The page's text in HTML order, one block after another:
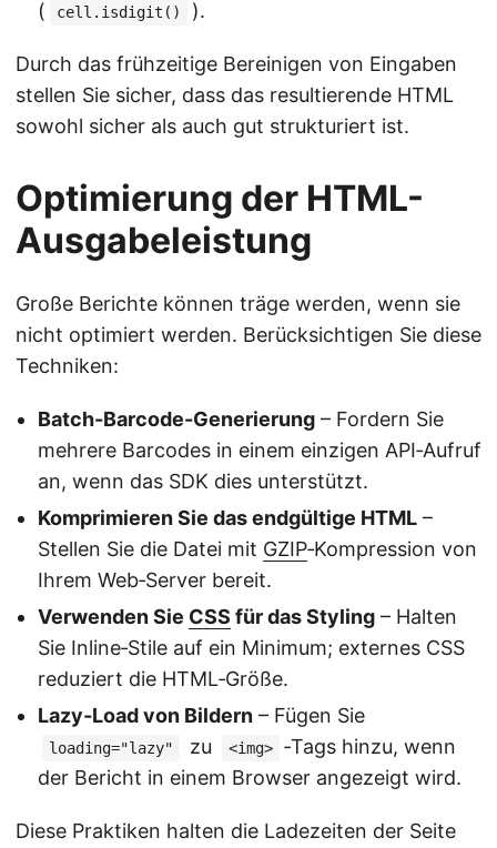
(
cell.isdigit() ).
Durch das frühzeitige Bereinigen von Eingaben
stellen Sie sicher, dass das resultierende HTML
sowohl sicher als auch gut strukturiert ist.
Optimierung der HTML-
Ausgabeleistung
Große Berichte können träge werden, wenn sie
nicht optimiert werden. Berücksichtigen Sie diese
Techniken:
Batch-Barcode-Generierung – Fordern Sie
mehrere Barcodes in einem einzigen API‑Aufruf
an, wenn das SDK dies unterstützt.
Komprimieren Sie das endgültige HTML –
Stellen Sie die Datei mit GZIP‑Kompression von
Ihrem Web‑Server bereit.
Verwenden Sie CSS für das Styling – Halten
Sie Inline‑Stile auf ein Minimum; externes CSS
reduziert die HTML‑Größe.
Lazy‑Load von Bildern – Fügen Sie
loading="lazy" zu <img>
‑Tags hinzu, wenn
der Bericht in einem Browser angezeigt wird.
Diese Praktiken halten die Ladezeiten der Seite